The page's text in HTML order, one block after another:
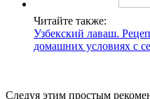
Читайте также:
Узбекский лаваш.
домашних условиях с
Следуя этим простым